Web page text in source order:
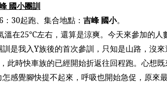
國小團訓
： 30起跑、集合地點： 吉峰國小。
溫在25℃左右，還算是涼爽。今天來參加的人
訓是我入Y族後的首次參訓，只知是山路，沒
此時快車族的已經開始折返往回程跑。心想
怎感覺腳快提不起來，呼吸也開始急促，原來